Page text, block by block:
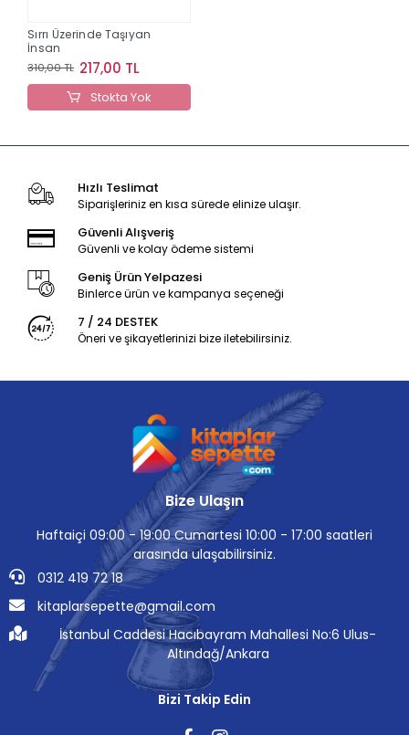
Sırrı Üzerinde Taşıyan
İnsan
310,00 TL 217,00 TL
Stokta Yok
Hızlı Teslimat
Siparişleriniz en kısa sürede elinize ulaşır.
Güvenli Alışveriş
Güvenli ve kolay ödeme sistemi
Geniş Ürün Yelpazesi
Binlerce ürün ve kampanya seçeneği
7 / 24 DESTEK
Öneri ve şikayetlerinizi bize iletebilirsiniz.
Bize Ulaşın
Haftaiçi 09:00 - 19:00 Cumartesi 10:00 - 17:00 saatleri
arasında ulaşabilirsiniz.
0312 419 72 18
kitaplarsepette@gmail.com
İstanbul Caddesi Hacıbayram Mahallesi No:6 Ulus-
Altındağ/Ankara
Bizi Takip Edin